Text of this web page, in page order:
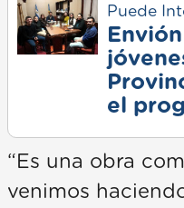
Puede
el
“Es una obra
venimos